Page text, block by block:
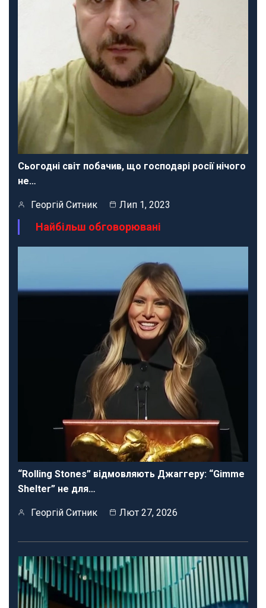
Сьогодні світ побачив, що господарі росії нічого
не…
Георгій Ситник Лип 1, 2023
Найбільш обговорювані
“Rolling Stones” відмовляють Джаггеру: “Gimme
Shelter” не для…
Георгій Ситник Лют 27, 2026